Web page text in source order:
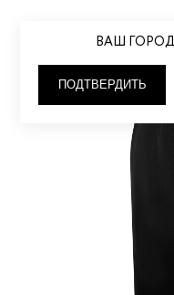
ВАШ
ПОДТВЕРДИТЬ